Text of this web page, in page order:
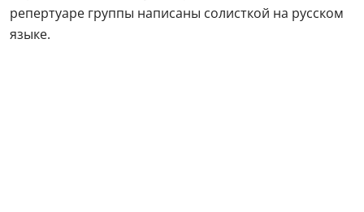
репертуаре группы написаны солисткой на русском
языке.